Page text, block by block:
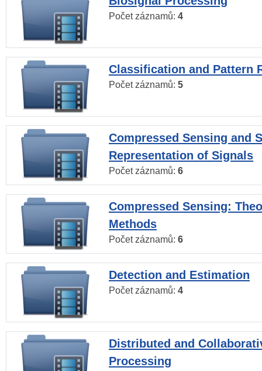
Počet záznamů: 4
Classification and Pattern
Počet záznamů: 5
Compressed Sensing and
Representation of Signals
Počet záznamů: 6
Compressed Sensing:
Methods
Počet záznamů: 6
Detection and Estimation
Počet záznamů: 4
Distributed and
Processing